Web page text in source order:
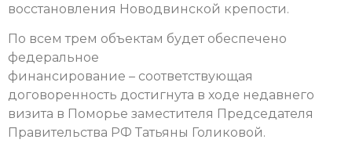
восстановления Новодвинской крепости.
По всем трем объектам будет обеспечено
федеральное
финансирование – соответствующая
договоренность достигнута в ходе недавнего
визита в Поморье заместителя Председателя
Правительства РФ Татьяны Голиковой.